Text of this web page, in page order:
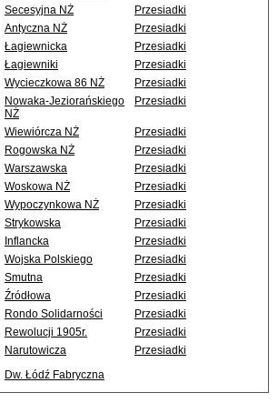
Secesyjna NŻ
Przesiadki
Antyczna NŻ
Przesiadki
Łagiewnicka
Przesiadki
Łagiewniki
Przesiadki
Wycieczkowa 86 NŻ
Przesiadki
Nowaka-Jeziorańskiego
NŻ
Przesiadki
Wiewiórcza NŻ
Przesiadki
Rogowska NŻ
Przesiadki
Warszawska
Przesiadki
Woskowa NŻ
Przesiadki
Wypoczynkowa NŻ
Przesiadki
Strykowska
Przesiadki
Inflancka
Przesiadki
Wojska Polskiego
Przesiadki
Smutna
Przesiadki
Źródłowa
Przesiadki
Rondo Solidarności
Przesiadki
Rewolucji 1905r.
Przesiadki
Narutowicza
Przesiadki
Dw. Łódź Fabryczna